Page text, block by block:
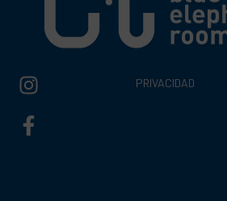
PRIVACIDAD